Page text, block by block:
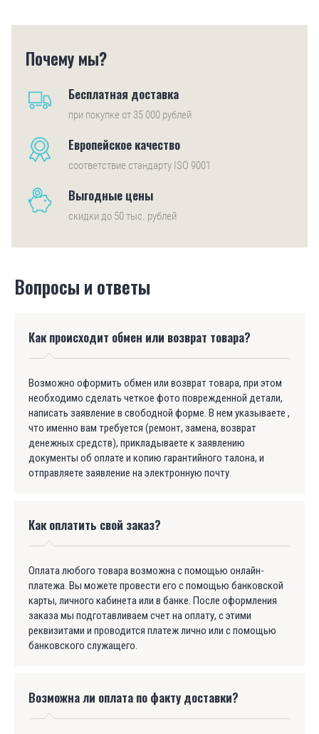
Почему мы?
Бесплатная доставка
при покупке от 35 000 рублей
Европейское качество
соответствие стандарту ISO 9001
Выгодные цены
скидки до 50 тыс. рублей
Вопросы и ответы
Как происходит обмен или возврат товара?
Возможно оформить обмен или возврат товара, при этом
необходимо сделать четкое фото поврежденной детали,
написать заявление в свободной форме. В нем указываете ,
что именно вам требуется (ремонт, замена, возврат
денежных средств), прикладываете к заявлению
документы об оплате и копию гарантийного талона, и
отправляете заявление на электронную почту.
Как оплатить свой заказ?
Оплата любого товара возможна с помощью онлайн-
платежа. Вы можете провести его с помощью банковской
карты, личного кабинета или в банке. После оформления
заказа мы подготавливаем счет на оплату, с этими
реквизитами и проводится платеж лично или с помощью
банковского служащего.
Возможна ли оплата по факту доставки?